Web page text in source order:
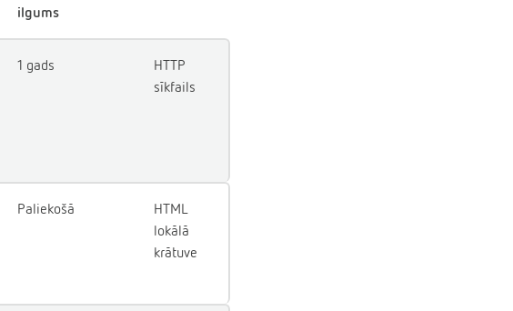
ilgums
1 gads
HTTP
sīkfails
Paliekošā
HTML
lokālā
krātuve